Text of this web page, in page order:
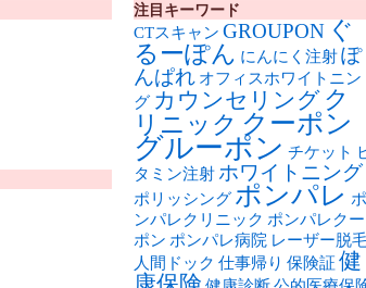
注目キーワード
CTスキャン GROUPONぐ
るーぽん にんにく注射ぽ
んぱれ オフィスホワイトニン
グ カウンセリング ク
リニック クーポン
グルーポン チケット
タミン注射 ホワイトニング
ポリッシング ポンパレ ポ
ンパレクリニック ポンパレクー
ポン ポンパレ病院 レーザー脱
人間ドック 仕事帰り 保険証健